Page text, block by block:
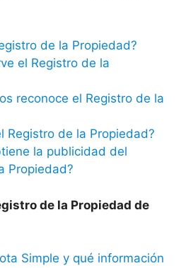
de la Propiedad?
el Registro de la
reconoce el Registro de la
Registro de la Propiedad?
la publicidad del
Propiedad?
de la Propiedad de
Simple y qué información